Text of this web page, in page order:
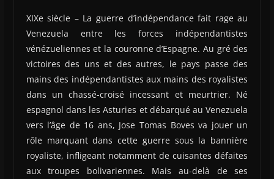
XIXe siècle – La guerre d’indépendance fait rage au
Venezuela entre les forces indépendantistes
vénézueliennes et la couronne d’Espagne. Au gré des
victoires des uns et des autres, le pays passe des
mains des indépendantistes aux mains des royalistes
dans un chassé-croisé incessant et meurtrier. Né
espagnol dans les Asturies et débarqué au Venezuela
vers l’âge de 16 ans, Jose Tomas Boves va jouer un
rôle marquant dans cette guerre sous la bannière
royaliste, infligeant notamment de cuisantes défaites
aux troupes bolivariennes. Mais au-delà de ses